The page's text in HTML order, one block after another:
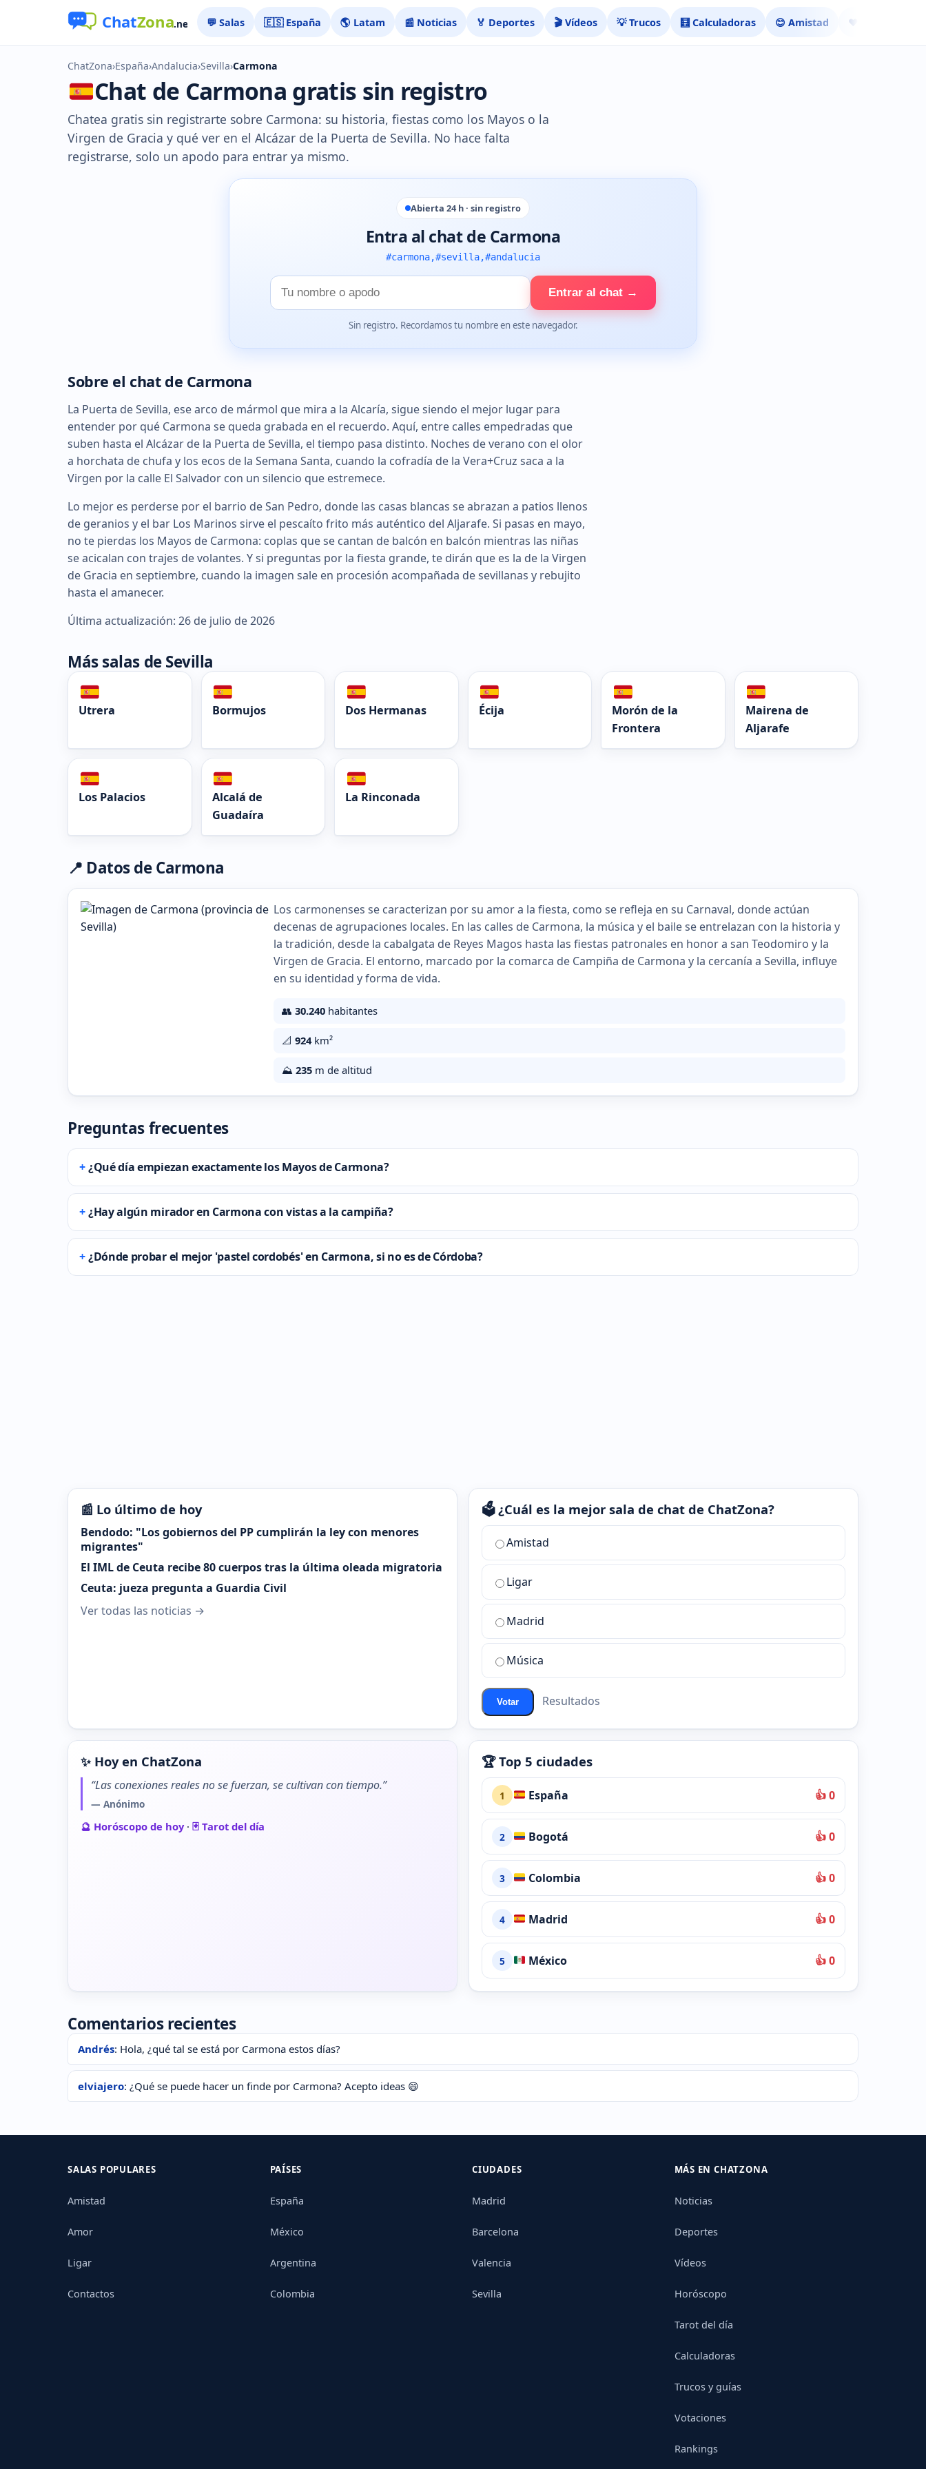
💬 Salas 🇪🇸 España 🌎 Latam 📰 Noticias 🏅 Deportes 🎬 Vídeos 💡 Trucos 🧮 Calculadoras 😊 Amistad ❤️ Ligar
ChatZona›España›Andalucia›Sevilla›Carmona
Chat de Carmona gratis sin registro
Chatea gratis sin registrarte sobre Carmona: su historia, fiestas como los Mayos o la
Virgen de Gracia y qué ver en el Alcázar de la Puerta de Sevilla. No hace falta
registrarse, solo un apodo para entrar ya mismo.
Abierta 24 h · sin registro
Entra al chat de Carmona
#carmona,#sevilla,#andalucia
Tu
nombre
Entrar al chat →
Sin registro. Recordamos tu nombre en este navegador.
Sobre el chat de Carmona
La Puerta de Sevilla, ese arco de mármol que mira a la Alcaría, sigue siendo el mejor lugar para
entender por qué Carmona se queda grabada en el recuerdo. Aquí, entre calles empedradas que
suben hasta el Alcázar de la Puerta de Sevilla, el tiempo pasa distinto. Noches de verano con el olor
a horchata de chufa y los ecos de la Semana Santa, cuando la cofradía de la Vera+Cruz saca a la
Virgen por la calle El Salvador con un silencio que estremece.
Lo mejor es perderse por el barrio de San Pedro, donde las casas blancas se abrazan a patios llenos
de geranios y el bar Los Marinos sirve el pescaíto frito más auténtico del Aljarafe. Si pasas en mayo,
no te pierdas los Mayos de Carmona: coplas que se cantan de balcón en balcón mientras las niñas
se acicalan con trajes de volantes. Y si preguntas por la fiesta grande, te dirán que es la de la Virgen
de Gracia en septiembre, cuando la imagen sale en procesión acompañada de sevillanas y rebujito
hasta el amanecer.
Última actualización: 26 de julio de 2026
Más salas de Sevilla
Utrera Bormujos Dos Hermanas Écija
Morón de la
Frontera
Mairena de
Aljarafe
Los Palacios
Alcalá de
Guadaíra
La Rinconada
📍 Datos de Carmona
Los carmonenses se caracterizan por su amor a la fiesta, como se refleja en su Carnaval, donde actúan
decenas de agrupaciones locales. En las calles de Carmona, la música y el baile se entrelazan con la historia y
la tradición, desde la cabalgata de Reyes Magos hasta las fiestas patronales en honor a san Teodomiro y la
Virgen de Gracia. El entorno, marcado por la comarca de Campiña de Carmona y la cercanía a Sevilla, influye
en su identidad y forma de vida.
👥 30.240 habitantes
📐 924km²
⛰️ 235 m de altitud
Preguntas frecuentes
¿Qué día empiezan exactamente los Mayos de Carmona?
¿Hay algún mirador en Carmona con vistas a la campiña?
¿Dónde probar el mejor 'pastel cordobés' en Carmona, si no es de Córdoba?
📰 Lo último de hoy
Bendodo: "Los gobiernos del PP cumplirán la ley con menores
migrantes"
El IML de Ceuta recibe 80 cuerpos tras la última oleada migratoria
Ceuta: jueza pregunta a Guardia Civil
Ver todas las noticias →
🗳️ ¿Cuál es la mejor sala de chat de ChatZona?
¿Cuál
la
mejor
sala
chat
ChatZona?
Amistad
Ligar
Madrid
Música
Votar Resultados
✨ Hoy en ChatZona
“Las conexiones reales no se fuerzan, se cultivan con tiempo.”
— Anónimo
🔮 Horóscopo de hoy· 🃏 Tarot del día
🏆 Top 5 ciudades
1 España 👍 0
2 Bogotá 👍 0
3 Colombia 👍 0
4 Madrid 👍 0
5 México 👍 0
Comentarios recientes
Andrés: Hola, ¿qué tal se está por Carmona estos días?
elviajero: ¿Qué se puede hacer un finde por Carmona? Acepto ideas 😄
SALAS POPULARES
Amistad
Amor
Ligar
Contactos
PAÍSES
España
México
Argentina
Colombia
CIUDADES
Madrid
Barcelona
Valencia
Sevilla
MÁS EN CHATZONA
Noticias
Deportes
Vídeos
Horóscopo
Tarot del día
Calculadoras
Trucos y guías
Votaciones
Rankings